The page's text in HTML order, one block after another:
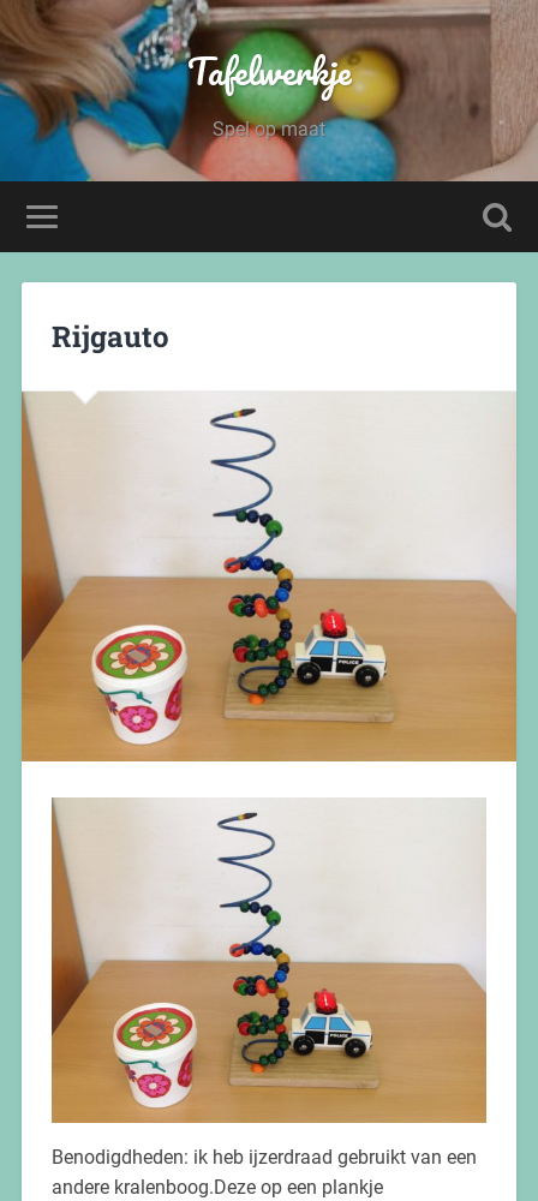
Tafelwerkje
Spel op maat
Rijgauto
Benodigdheden: ik heb ijzerdraad gebruikt van een
andere kralenboog.Deze op een plankje